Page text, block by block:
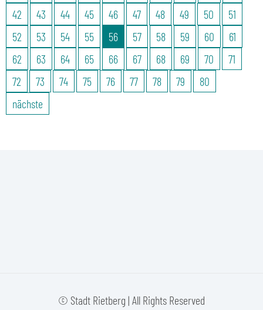
42
43 44 45 46 47 48 49 50
51
52
53 54 55 56 57 58 59 60
61
62
63 64 65 66 67 68 69 70
71
72
73 74 75 76 77 78 79
80
nächste
© Stadt Rietberg | All Rights Reserved